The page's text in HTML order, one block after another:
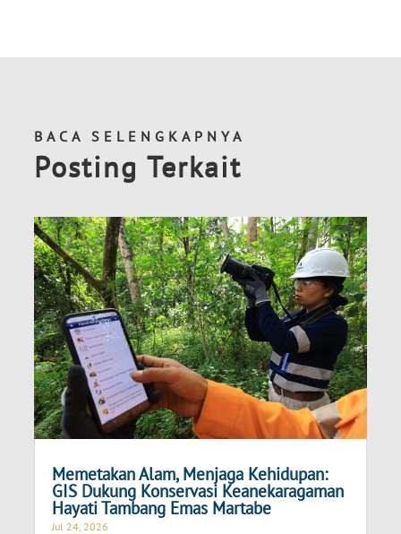
BACA SELENGKAPNYA
Posting Terkait
Memetakan Alam, Menjaga Kehidupan:
GIS Dukung Konservasi Keanekaragaman
Hayati Tambang Emas Martabe
Jul 24, 2026